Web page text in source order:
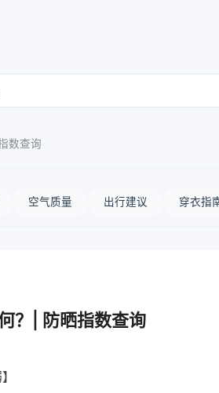
数查询
空气质量 出行建议 穿衣指
？| 防晒指数查询